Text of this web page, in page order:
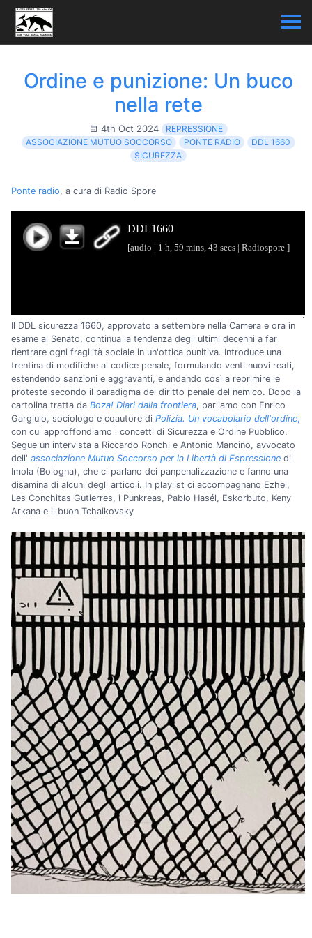
Ordine e punizione: Un buco
nella rete
4th Oct 2024
REPRESSIONE
ASSOCIAZIONE MUTUO SOCCORSO
PONTE RADIO
DDL 1660
SICUREZZA
Ponte radio, a cura di Radio Spore
Il DDL sicurezza 1660, approvato a settembre nella Camera e ora in
esame al Senato, continua la tendenza degli ultimi decenni a far
rientrare ogni fragilità sociale in un'ottica punitiva. Introduce una
trentina di modifiche al codice penale, formulando venti nuovi reati,
estendendo sanzioni e aggravanti, e andando così a reprimire le
proteste secondo il paradigma del diritto penale del nemico. Dopo la
cartolina tratta da Boza! Diari dalla frontiera, parliamo con Enrico
Gargiulo, sociologo e coautore di Polizia. Un vocabolario dell'ordine,
con cui approffondiamo i concetti di Sicurezza e Ordine Pubblico.
Segue un intervista a Riccardo Ronchi e Antonio Mancino, avvocato
dell' associazione Mutuo Soccorso per la Libertà di Espressione di
Imola (Bologna), che ci parlano dei panpenalizzazione e fanno una
disamina di alcuni degli articoli. In playlist ci accompagnano Ezhel,
Les Conchitas Gutierres, i Punkreas, Pablo Hasél, Eskorbuto, Keny
Arkana e il buon Tchaikovsky